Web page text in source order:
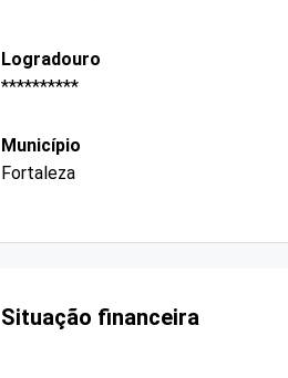
Logradouro
**********
Município
Fortaleza
Situação financeira